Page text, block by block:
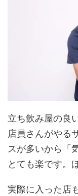
立ち飲み屋の良
店員さんがやる
スが多いから「
とても楽です。
実際に入った店